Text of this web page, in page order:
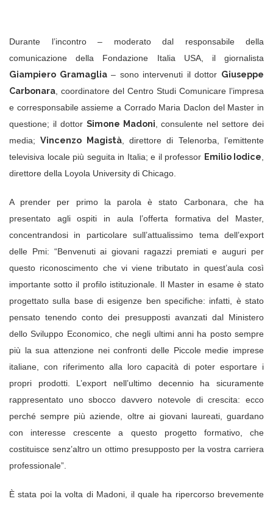
Durante l’incontro – moderato dal responsabile della
comunicazione della Fondazione Italia USA, il giornalista
Giampiero Gramaglia– sono intervenuti il dottor Giuseppe
Carbonara, coordinatore del Centro Studi Comunicare l’impresa
e corresponsabile assieme a Corrado Maria Daclon del Master in
questione; il dottor Simone Madoni, consulente nel settore dei
media;Vincenzo Magistà, direttore di Telenorba, l’emittente
televisiva locale più seguita in Italia; e il professor Emilio Iodice,
direttore della Loyola University di Chicago.
A prender per primo la parola è stato Carbonara, che ha
presentato agli ospiti in aula l’offerta formativa del Master,
concentrandosi in particolare sull’attualissimo tema dell’export
delle Pmi: “Benvenuti ai giovani ragazzi premiati e auguri per
questo riconoscimento che vi viene tributato in quest’aula così
importante sotto il profilo istituzionale. Il Master in esame è stato
progettato sulla base di esigenze ben specifiche: infatti, è stato
pensato tenendo conto dei presupposti avanzati dal Ministero
dello Sviluppo Economico, che negli ultimi anni ha posto sempre
più la sua attenzione nei confronti delle Piccole medie imprese
italiane, con riferimento alla loro capacità di poter esportare i
propri prodotti. L’export nell’ultimo decennio ha sicuramente
rappresentato uno sbocco davvero notevole di crescita: ecco
perché sempre più aziende, oltre ai giovani laureati, guardano
con interesse crescente a questo progetto formativo, che
costituisce senz’altro un ottimo presupposto per la vostra carriera
professionale”.
È stata poi la volta di Madoni, il quale ha ripercorso brevemente